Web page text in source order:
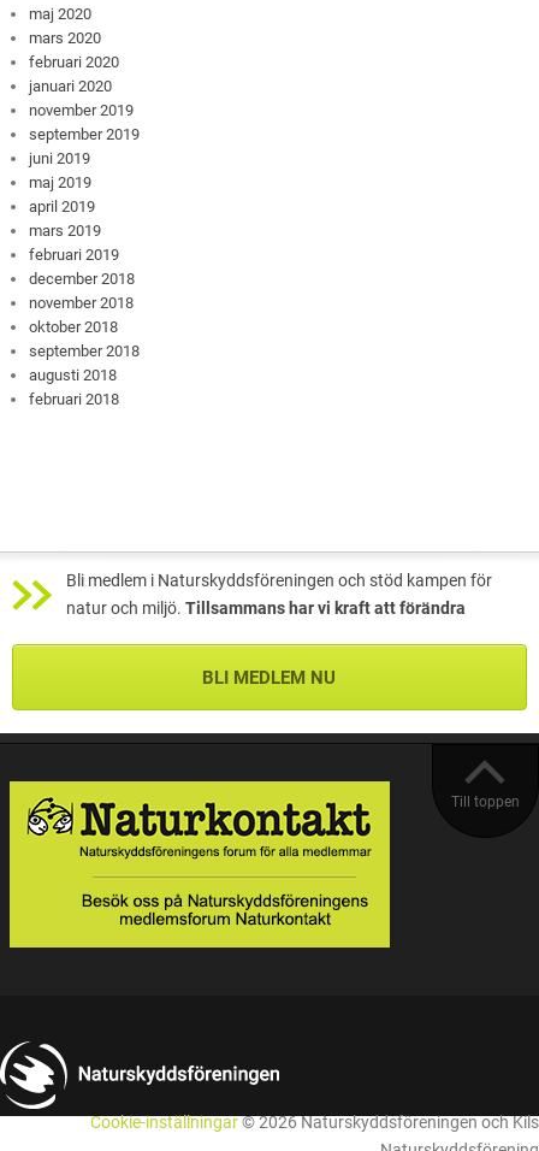
maj 2020
mars 2020
februari 2020
januari 2020
november 2019
september 2019
juni 2019
maj 2019
april 2019
mars 2019
februari 2019
december 2018
november 2018
oktober 2018
september 2018
augusti 2018
februari 2018
Bli medlem i Naturskyddsföreningen och stöd kampen för
natur och miljö. Tillsammans har vi kraft att förändra
BLI MEDLEM NU
Till toppen
Cookie-inställningar© 2026 Naturskyddsföreningen och Kils